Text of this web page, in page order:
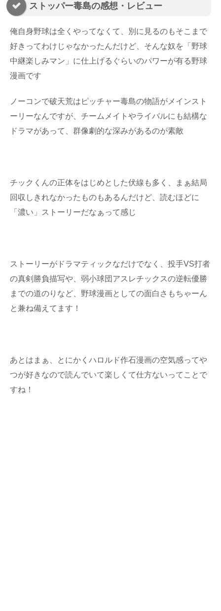
ストッパー毒島の感想・レビュー
俺自身野球は全くやってなくて、別に見るのもそこまで
好きってわけじゃなかったんだけど、そんな奴を「野球
中継楽しみマン」に仕上げるぐらいのパワーが有る野球
漫画です
ノーコンで破天荒はピッチャー毒島の物語がメインスト
ーリーなんですが、チームメイトやライバルにも結構な
ドラマがあって、群像劇的な深みがあるのが素敵
チックくんの正体をはじめとした伏線も多く、まぁ結局
回収しきれなかったものもあるんだけど、読むほどに
「濃い」ストーリーだなぁって感じ
ストーリーがドラマティックなだけでなく、投手VS打者
の真剣勝負描写や、弱小球団アスレチックスの逆転優勝
までの道のりなど、野球漫画としての面白さもちゃーん
と兼ね備えてます！
あとはまぁ、とにかくハロルド作石漫画の空気感ってや
つが好きなので読んでいて楽しくて仕方ないってことで
すね！